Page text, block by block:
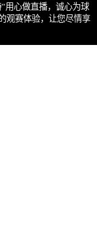
用心做直播，诚心为球
观赛体验，让您尽情享